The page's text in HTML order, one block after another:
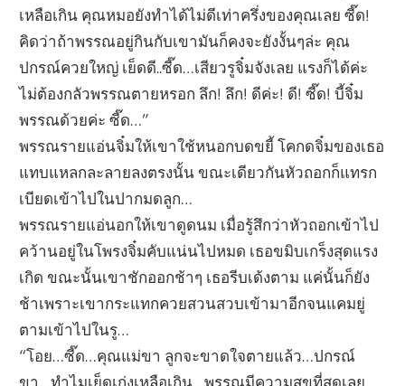
เหลือเกิน คุณหมอยังทำได้ไม่ดีเท่าครึ่งของคุณเลย ซี๊ด!
คิดว่าถ้าพรรณอยู่กินกับเขามันก็คงจะยังงั้นๆล่ะ คุณ
ปกรณ์ควยใหญ่ เย็ดดี..ซี๊ด…เสียวรูจิ๋มจังเลย แรงก็ได้ค่ะ
ไม่ต้องกลัวพรรณตายหรอก ลึก! ลึก! ดีค่ะ! ดี! ซี๊ด! บี้จิ๋ม
พรรณด้วยค่ะ ซี๊ด…”
พรรณรายแอ่นจิ๋มให้เขาใช้หนอกบดขยี้ โคกดจิ๋มของเธอ
แทบแหลกละลายลงตรงนั้น ขณะเดียวกันหัวถอกก็แทรก
เบียดเข้าไปในปากมดลูก…
พรรณรายแอ่นอกให้เขาดูดนม เมื่อรู้สึกว่าหัวถอกเข้าไป
คว้านอยู่ในโพรงจิ๋มคับแน่นไปหมด เธอขมิบเกร็งสุดแรง
เกิด ขณะนั้นเขาชักออกช้าๆ เธอรีบเด้งตาม แค่นั้นก็ยัง
ช้าเพราะเขากระแทกควยสวนสวบเข้ามาอีกจนแคมยู่
ตามเข้าไปในรู…
“โอย…ซี๊ด…คุณแม่ขา ลูกจะขาดใจตายแล้ว…ปกรณ์
ขา…ทำไมเย็ดเก่งเหลือเกิน…พรรณมีความสุขที่สุดเลย